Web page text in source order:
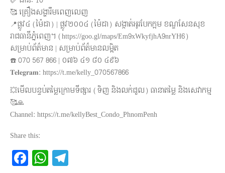
🥰 គ្រឿងសង្ហារឹមពេញលេញ
📍ផ្លូវ៤ (ម៉ៃដា) | ផ្លូវ២០០៤ (ម៉ៃដា) សង្កាត់អូរបែកក្អម ខណ្ឌសែនសុខ
រាជធានីភ្នំពេញ។ (https://goo.gl/maps/Em9xWkyfjhA9nrYH6)
សម្រាប់ព័ត៌មាន | សម្រាប់ព័ត៌មានលម្អិត
☎️ 070 567 866 | ០៧៦ ៤១ ៨០ ៤៩៦
𝐓𝐞𝐥𝐞𝐠𝐫𝐚𝐦: https://t.me/kelly_070567866
💥មើលបន្ទប់តម្លៃក្រោមទីផ្សារ (ទិញ និងលក់ជួល) ធានាតម្លៃ និងសេវាកម្ម
🥰🙏
Channel: https://t.me/kellyBest_Condo_PhnomPenh
Share this:
Facebook
WhatsApp